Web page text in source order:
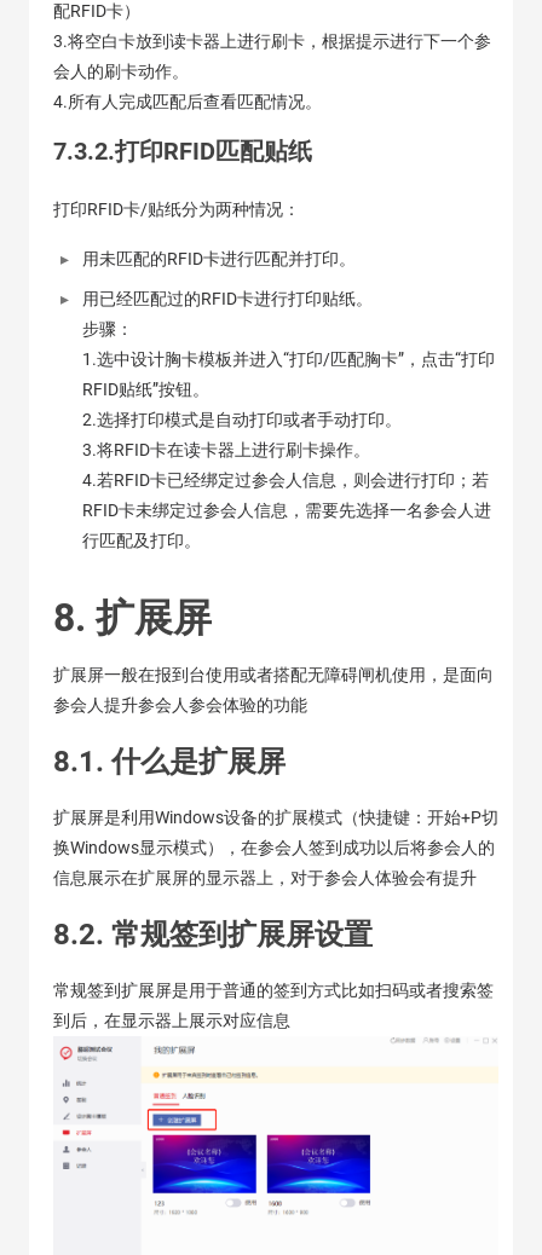
配RFID卡）
3.将空白卡放到读卡器上进行刷卡，根据提示进行下一个参
会人的刷卡动作。
4.所有人完成匹配后查看匹配情况。
7.3.2.打印RFID匹配贴纸
打印RFID卡/贴纸分为两种情况：
用未匹配的RFID卡进行匹配并打印。
用已经匹配过的RFID卡进行打印贴纸。
步骤：
1.选中设计胸卡模板并进入“打印/匹配胸卡”，点击“打印
RFID贴纸”按钮。
2.选择打印模式是自动打印或者手动打印。
3.将RFID卡在读卡器上进行刷卡操作。
4.若RFID卡已经绑定过参会人信息，则会进行打印；若
RFID卡未绑定过参会人信息，需要先选择一名参会人进
行匹配及打印。
8. 扩展屏
扩展屏一般在报到台使用或者搭配无障碍闸机使用，是面向
参会人提升参会人参会体验的功能
8.1. 什么是扩展屏
扩展屏是利用Windows设备的扩展模式（快捷键：开始+P切
换Windows显示模式），在参会人签到成功以后将参会人的
信息展示在扩展屏的显示器上，对于参会人体验会有提升
8.2. 常规签到扩展屏设置
常规签到扩展屏是用于普通的签到方式比如扫码或者搜索签
到后，在显示器上展示对应信息